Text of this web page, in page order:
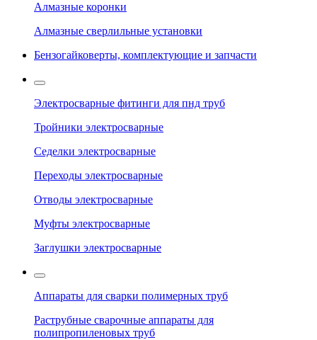
Алмазные коронки
Алмазные сверлильные установки
Бензогайковерты, комплектующие и запчасти
Электросварные фитинги для пнд труб
Тройники электросварные
Седелки электросварные
Переходы электросварные
Отводы электросварные
Муфты электросварные
Заглушки электросварные
Аппараты для сварки полимерных труб
Раструбные сварочные аппараты для
полипропиленовых труб